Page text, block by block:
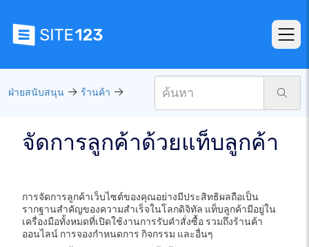
ฝ่ายสนับสนุน ร้านค้า
จัดการลูกค้าด้วยแท็บลูกค้า
การจัดการลูกค้าเว็บไซต์ของคุณอย่างมีประสิทธิผลถือเป็น
รากฐานสำคัญของความสำเร็จในโลกดิจิทัล แท็บลูกค้ามีอยู่ใน
เครื่องมือทั้งหมดที่เปิดใช้งานการรับคำสั่งซื้อ รวมถึงร้านค้า
ออนไลน์ การจองกำหนดการ กิจกรรม และอื่นๆ